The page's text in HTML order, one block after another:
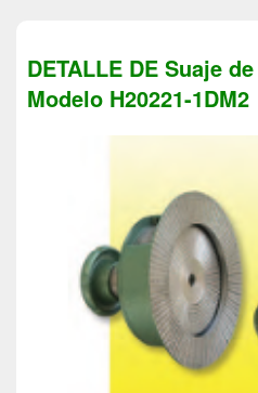
DETALLE DE Suaje
Modelo H20221-1DM2